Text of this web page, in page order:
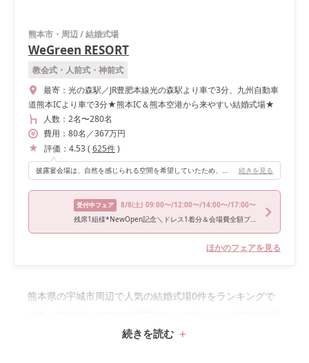
熊本市・周辺/結婚式場
WeGreen RESORT
教会式・人前式・神前式
最寄： 光の森駅／JR豊肥本線光の森駅より車で3分、九州自動車
道熊本ICより車で3分★熊本IC＆熊本空港から来やすい結婚式場★
人数： 2名〜280名
費用： 80名 ／367万円
評価： 4.53( 625件)
披露宴会場は、自然を感じられる空間を希望していたため、フォレストデッキを選びました。落ち着いた緑色の椅子が会場全体の雰囲気に馴染んでおり、ゲストの皆さまにもリラックスして過ごしていただけたのではないかと思います。 入場口の扉がとても大きいため、入場シーンをより印象的に演出できるのも魅力でした。デッキからの入場も可能なので、お色直し後の再入場では雰囲気を変えた演出を取り入れることができます。 また、私たちは利用しませんでしたが、デッキでデザートビュッフェを行うこともできるため、ゲストへのおもてなしを重視したい方にもぴったりの会場だと感じました。 そして、壁面の装飾やデザインがおしゃれなところもお気に入りのポイントです。特にメイン席の後ろは石調のタイルになっており、装花を控えめにしても十分に写真映えします。 後方のカーテンは開けた時と閉めた時とで印象が変わるため、さまざまな雰囲気の写真を残せるのも魅力でした。 チャペルと同様に大きな窓からは緑が見え、自然を身近に感じながら過ごせるのも嬉しいポイントです。落ち着きと開放感のある空間で、ゲストの皆さまとゆったりとした時間を過ごすことができました。 続きを見る
受付中フェア 8/8(土) 09:00〜/12:00〜/14:00〜/17:00〜
残席1組様*NewOpen記念＼ドレス1着分＆会場費全額プレゼント／熊本イチ新しい選べる3つの新設会場見学＆5品コース試食付き
ほかのフェアを見る
熊本県の宇城市周辺で人気の結婚式場0件をランキングで
続きを読む